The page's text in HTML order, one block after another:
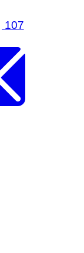
107